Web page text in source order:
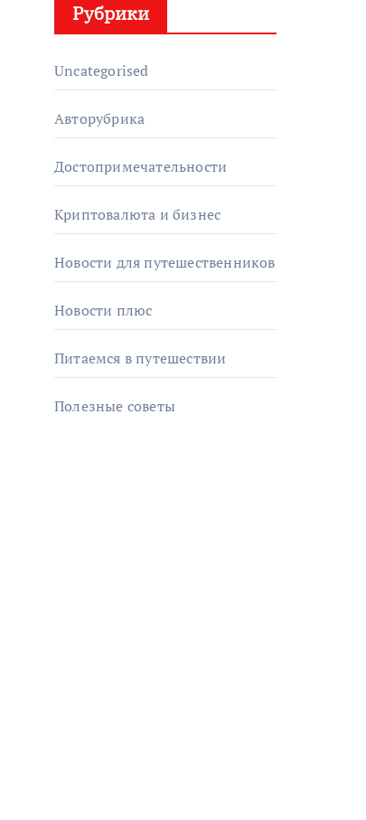
Рубрики
Uncategorised
Авторубрика
Достопримечательности
Криптовалюта и бизнес
Новости для путешественников
Новости плюс
Питаемся в путешествии
Полезные советы